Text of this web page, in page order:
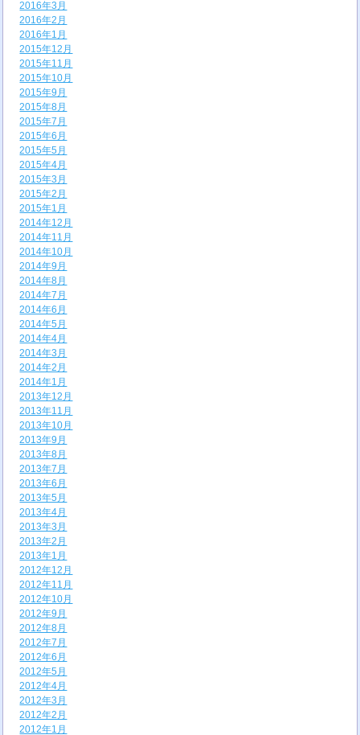
2016年3月
2016年2月
2016年1月
2015年12月
2015年11月
2015年10月
2015年9月
2015年8月
2015年7月
2015年6月
2015年5月
2015年4月
2015年3月
2015年2月
2015年1月
2014年12月
2014年11月
2014年10月
2014年9月
2014年8月
2014年7月
2014年6月
2014年5月
2014年4月
2014年3月
2014年2月
2014年1月
2013年12月
2013年11月
2013年10月
2013年9月
2013年8月
2013年7月
2013年6月
2013年5月
2013年4月
2013年3月
2013年2月
2013年1月
2012年12月
2012年11月
2012年10月
2012年9月
2012年8月
2012年7月
2012年6月
2012年5月
2012年4月
2012年3月
2012年2月
2012年1月